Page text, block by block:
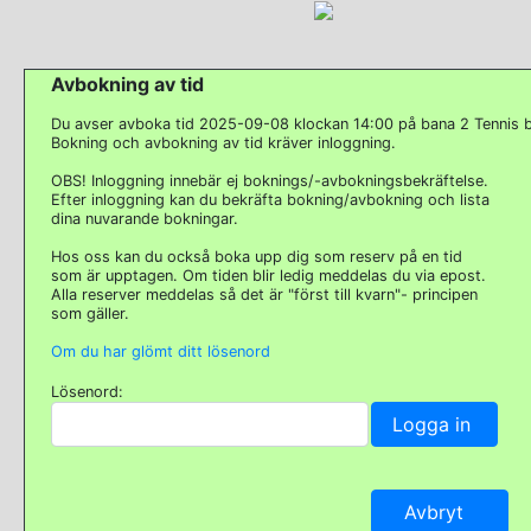
Avbokning av tid
Du avser avboka tid 2025-09-08 klockan 14:00 på bana 2 Tennis
Bokning och avbokning av tid kräver inloggning.
OBS! Inloggning innebär ej boknings/-avbokningsbekräftelse.
Efter inloggning kan du bekräfta bokning/avbokning och lista
dina nuvarande bokningar.
Hos oss kan du också boka upp dig som reserv på en tid
som är upptagen. Om tiden blir ledig meddelas du via epost.
Alla reserver meddelas så det är "först till kvarn"- principen
som gäller.
Om du har glömt ditt lösenord
Lösenord: